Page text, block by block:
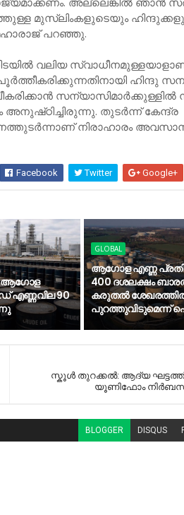
മുസ്​ലിംകളുടെയും
പറഞ്ഞു.
വലിയ
ഹിന്ദു
സന്യാസിമാർക്കുള്ളിൽ
അനുഷ്​ഠിച്ചിരുന്നു. തുടർന്ന്​ കേന്ദ്ര
നിരാഹാരം
Facebook Twitter Google+
ആഗോള
എണ്ണവില 90
GLOBAL
ആഗോള എണ്ണ
400 ദശലക്ഷം
കരുതൽ
പുറത്തുവിടുമെന്ന്
സ്കൂള്‍ തുറക്കല്‍: ആദ്യ
യൂണിഫോം
BLOGGER DISQUS